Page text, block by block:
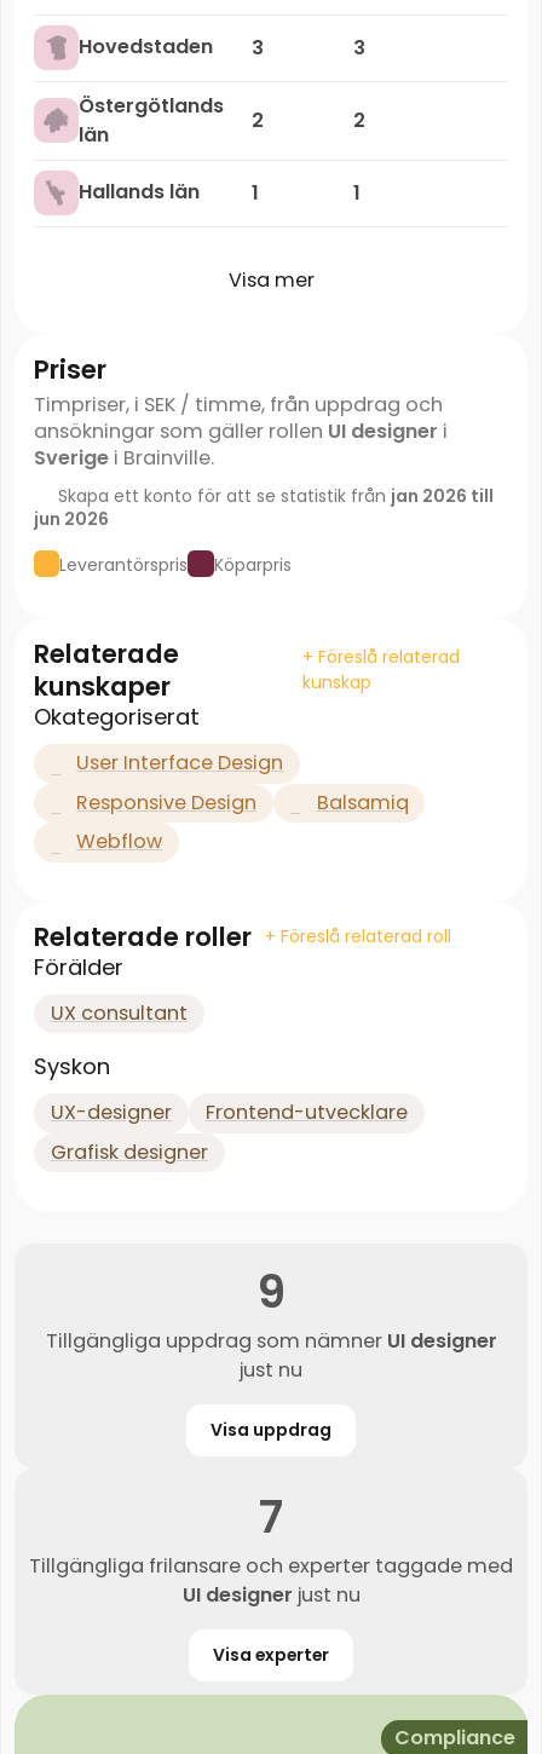
Hovedstaden 3 3
Östergötlands
län
2 2
Hallands län 1 1
Visa mer
Priser
Timpriser, i SEK / timme, från uppdrag och
ansökningar som gäller rollen UI designer i
Sverigei Brainville.
Skapa ett konto för att se statistik från jan 2026 till
jun 2026
Leverantörspris
Köparpris
Relaterade
kunskaper
+ Föreslå relaterad
kunskap
Okategoriserat
User Interface Design
Responsive Design
Balsamiq
Webflow
Relaterade roller + Föreslå relaterad roll
Förälder
UX consultant
Syskon
UX-designer
Frontend-utvecklare
Grafisk designer
9
Tillgängliga uppdrag som nämner UI designer
just nu
Visa uppdrag
7
Tillgängliga frilansare och experter taggade med
UI designer just nu
Visa experter
Compliance